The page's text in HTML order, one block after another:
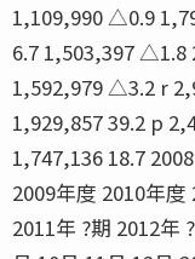
1,109,990 △0.9
6.7 1,503,397 △1.8
1,592,979 △3.2 r
1,929,857 39.2 p
1,747,136 18.7
2009年度 2010年度
2011年 ?期 2012年